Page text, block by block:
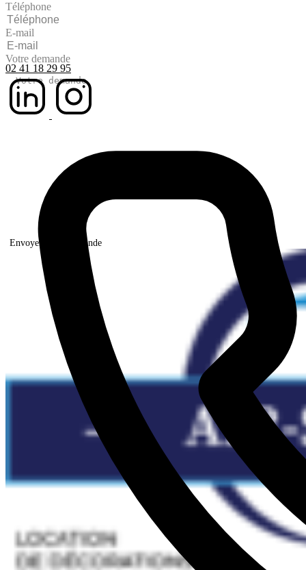
Téléphone
E-mail
Votre demande
Envoyer votre demande
02 41 18 29 95